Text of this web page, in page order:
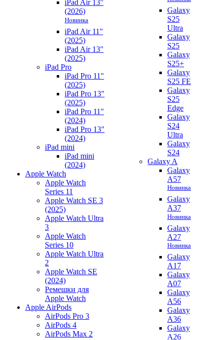
iPad Air 13"
(2026)
Новинка
iPad Air 11"
(2025)
iPad Air 13"
(2025)
iPad Pro
iPad Pro 11"
(2025)
iPad Pro 13"
(2025)
iPad Pro 11"
(2024)
iPad Pro 13"
(2024)
iPad mini
iPad mini
(2024)
Apple Watch
Apple Watch
Series 11
Apple Watch SE 3
(2025)
Apple Watch Ultra
3
Apple Watch
Series 10
Apple Watch Ultra
2
Apple Watch SE
(2024)
Ремешки для
Apple Watch
Apple AirPods
AirPods Pro 3
AirPods 4
AirPods Max 2
Galaxy
S25
Ultra
Galaxy
S25
Galaxy
S25+
Galaxy
S25 FE
Galaxy
S25
Edge
Galaxy
S24
Ultra
Galaxy
S24
Galaxy A
Galaxy
A57
Новинка
Galaxy
A37
Новинка
Galaxy
A27
Новинка
Galaxy
A17
Galaxy
A07
Galaxy
A56
Galaxy
A36
Galaxy
A26